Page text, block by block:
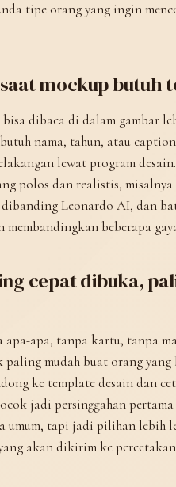
tipe orang yang ingin
mockup butuh
bisa dibaca di dalam gambar
nama, tahun, atau
lewat program
polos dan realistis, misalnya
Leonardo AI, dan
beberapa
cepat dibuka,
apa, tanpa kartu, tanpa
mudah buat orang yang
ke template desain dan
jadi persinggahan
umum, tapi jadi pilihan lebih
akan dikirim ke